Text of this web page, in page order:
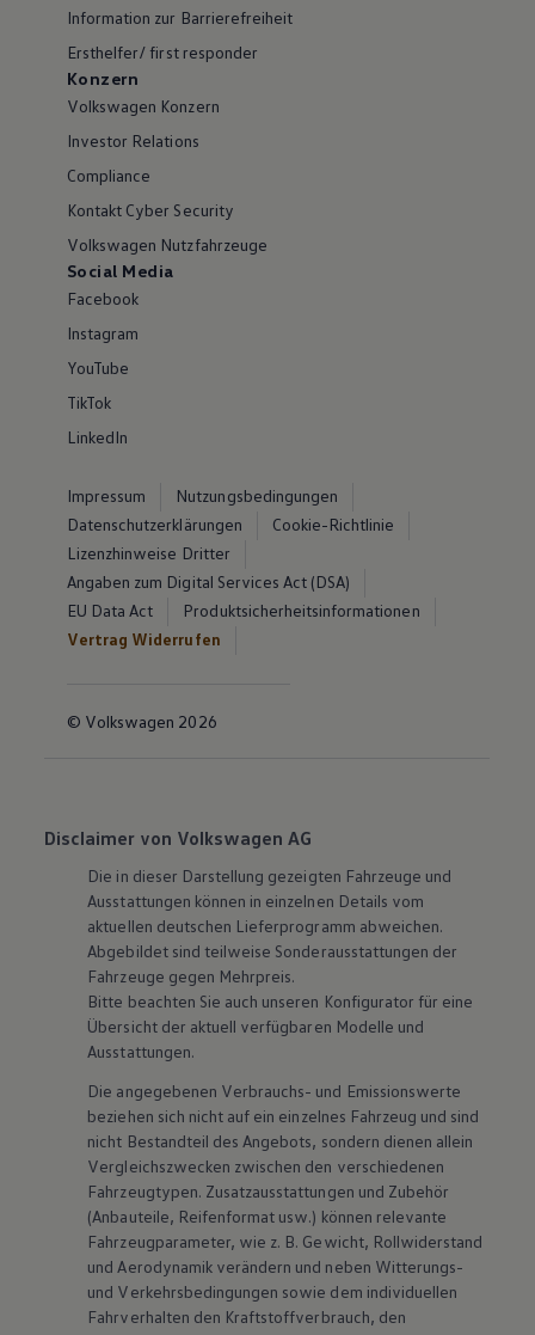
Information zur Barrierefreiheit
Ersthelfer/ first responder
Konzern
Volkswagen Konzern
Investor Relations
Compliance
Kontakt Cyber Security
Volkswagen Nutzfahrzeuge
Social Media
Facebook
Instagram
YouTube
TikTok
LinkedIn
Impressum
Nutzungsbedingungen
Datenschutzerklärungen
Cookie-Richtlinie
Lizenzhinweise Dritter
Angaben zum Digital Services Act (DSA)
EU Data Act
Produktsicherheitsinformationen
Vertrag Widerrufen
© Volkswagen 2026
Disclaimer von Volkswagen AG
Die in dieser Darstellung gezeigten Fahrzeuge und
Ausstattungen können in einzelnen Details vom
aktuellen deutschen Lieferprogramm abweichen.
Abgebildet sind teilweise Sonderausstattungen der
Fahrzeuge gegen Mehrpreis.
Bitte beachten Sie auch unseren Konfigurator für eine
Übersicht der aktuell verfügbaren Modelle und
Ausstattungen.
Die angegebenen Verbrauchs- und Emissionswerte
beziehen sich nicht auf ein einzelnes Fahrzeug und sind
nicht Bestandteil des Angebots, sondern dienen allein
Vergleichszwecken zwischen den verschiedenen
Fahrzeugtypen. Zusatzausstattungen und Zubehör
(Anbauteile, Reifenformat usw.) können relevante
Fahrzeugparameter, wie z. B. Gewicht, Rollwiderstand
und Aerodynamik verändern und neben Witterungs-
und Verkehrsbedingungen sowie dem individuellen
Fahrverhalten den Kraftstoffverbrauch, den